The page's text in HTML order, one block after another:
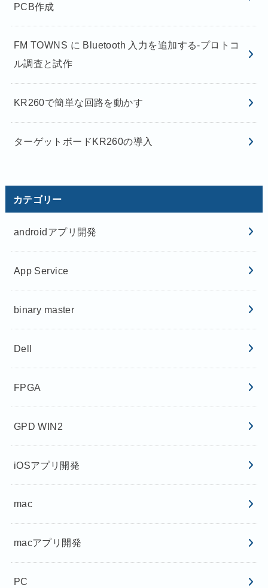
PCB作成
FM TOWNS に Bluetooth 入力を追加する-プロトコ
ル調査と試作
KR260で簡単な回路を動かす
ターゲットボードKR260の導入
カテゴリー
androidアプリ開発
App Service
binary master
Dell
FPGA
GPD WIN2
iOSアプリ開発
mac
macアプリ開発
PC